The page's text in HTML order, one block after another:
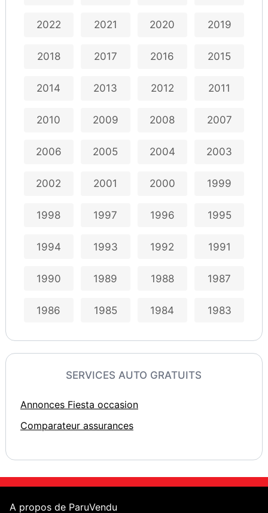
2022 2021 2020 2019
2018 2017 2016 2015
2014 2013 2012 2011
2010 2009 2008 2007
2006 2005 2004 2003
2002 2001 2000 1999
1998 1997 1996 1995
1994 1993 1992 1991
1990 1989 1988 1987
1986 1985 1984 1983
SERVICES AUTO GRATUITS
Annonces Fiesta occasion
Comparateur assurances
A propos de ParuVendu